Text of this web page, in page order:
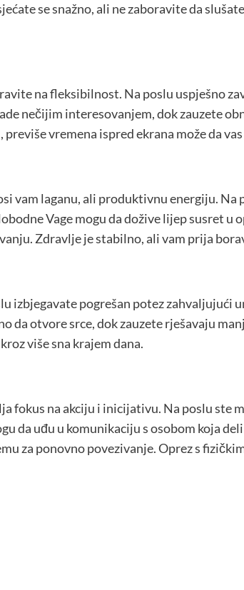
se snažno, ali ne zaboravite da
na fleksibilnost. Na poslu uspješno
nečijim interesovanjem, dok zauzete
vremena ispred ekrana može da
vam laganu, ali produktivnu energiju. Na
Vage mogu da dožive lijep susret u
Zdravlje je stabilno, ali vam prija
izbjegavate pogrešan potez zahvaljujući
da otvore srce, dok zauzete rješavaju
više sna krajem dana.
fokus na akciju i inicijativu. Na poslu ste
da uđu u komunikaciju s osobom koja
za ponovno povezivanje. Oprez s